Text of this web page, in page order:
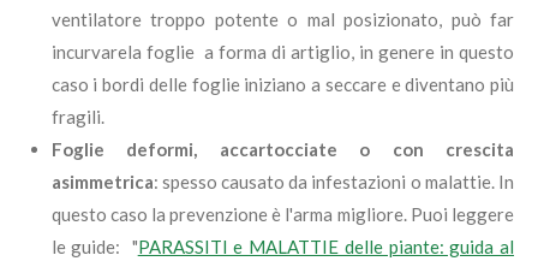
ventilatore troppo potente o mal posizionato, può far
incurvarela foglie a forma di artiglio, in genere in questo
caso i bordi delle foglie iniziano a seccare e diventano più
fragili.
Foglie deformi, accartocciate o con crescita
asimmetrica: spesso causato da infestazioni o malattie. In
questo caso la prevenzione è l'arma migliore. Puoi leggere
le guide: "PARASSITI e MALATTIE delle piante: guida al